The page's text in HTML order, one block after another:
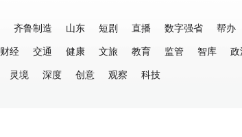
齐鲁制造 山东 短剧 直播 数字强省 帮办
财经 交通 健康 文旅 教育 监管 智库 政
灵境 深度 创意 观察 科技